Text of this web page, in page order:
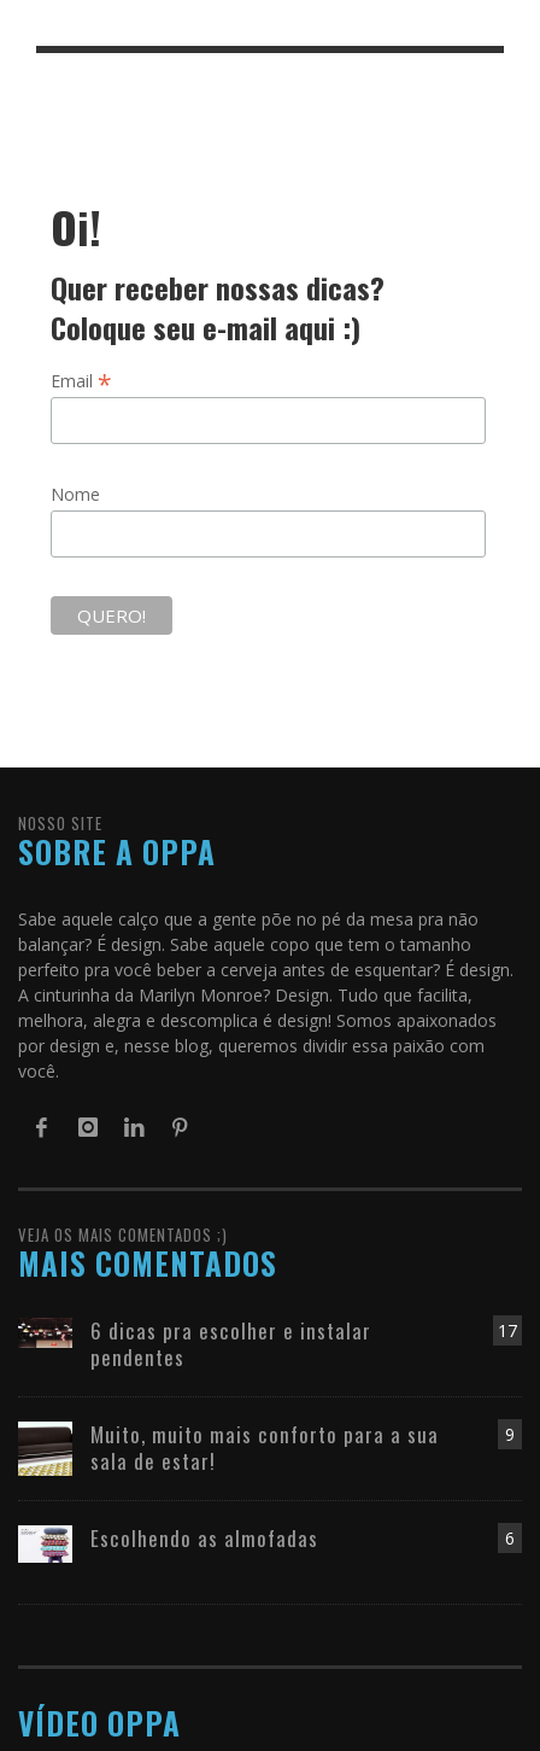
Oi!
Quer receber nossas dicas?
Coloque seu e-mail aqui :)
Email *
Nome
NOSSO SITE
SOBRE A OPPA
Sabe aquele calço que a gente põe no pé da mesa pra não
balançar? É design. Sabe aquele copo que tem o tamanho
perfeito pra você beber a cerveja antes de esquentar? É design.
A cinturinha da Marilyn Monroe? Design. Tudo que facilita,
melhora, alegra e descomplica é design! Somos apaixonados
por design e, nesse blog, queremos dividir essa paixão com
você.
VEJA OS MAIS COMENTADOS ;)
MAIS COMENTADOS
17
6 dicas pra escolher e instalar
pendentes
9
Muito, muito mais conforto para a sua
sala de estar!
6
Escolhendo as almofadas
VÍDEO OPPA